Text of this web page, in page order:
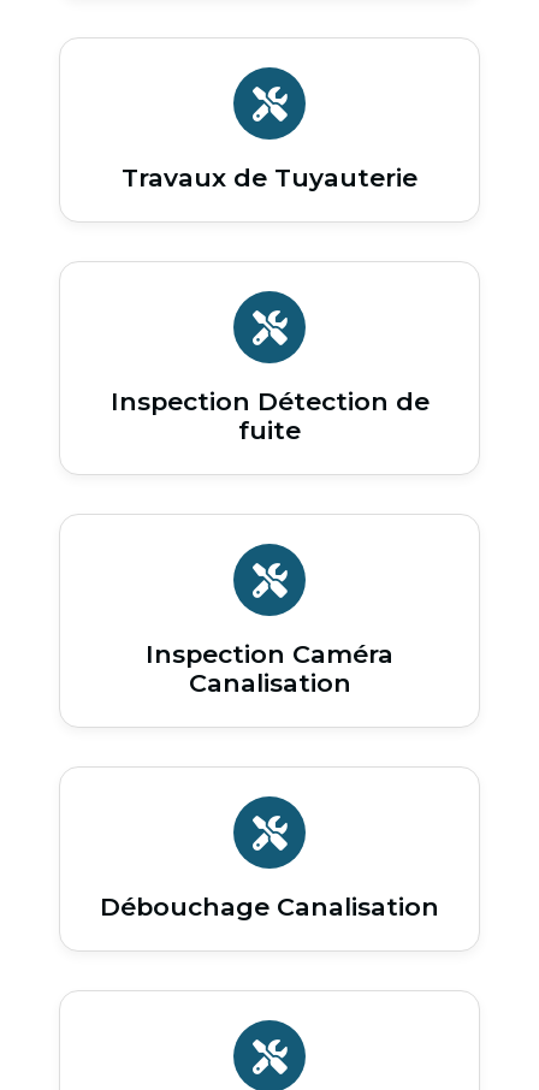
Travaux de Tuyauterie
Inspection Détection de
fuite
Inspection Caméra
Canalisation
Débouchage Canalisation